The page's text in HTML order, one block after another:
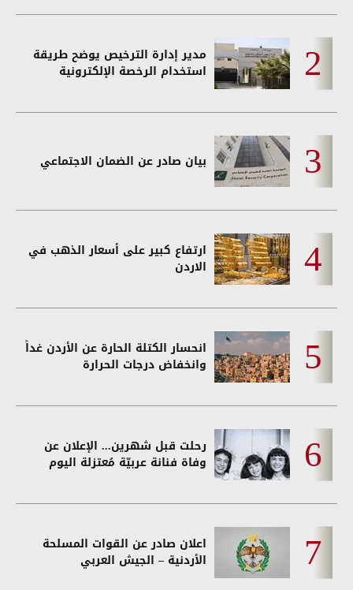
مدير إدارة الترخيص يوضح طريقة
استخدام الرخصة الإلكترونية
بيان صادر عن الضمان الاجتماعي
ارتفاع كبير على أسعار الذهب في
الاردن
انحسار الكتلة الحارة عن الأردن غداً
وانخفاض درجات الحرارة
رحلت قبل شهرين... الإعلان عن
وفاة فنانة عربيّة مُعتزلة اليوم
اعلان صادر عن القوات المسلحة
الأردنية – الجيش العربي